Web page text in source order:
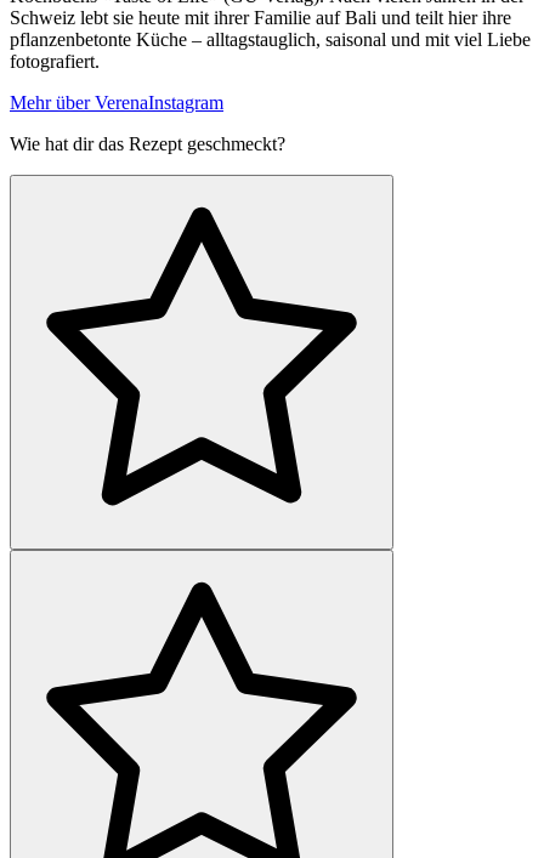
Schweiz lebt sie heute mit ihrer Familie auf Bali und teilt hier ihre
pflanzenbetonte Küche – alltagstauglich, saisonal und mit viel Liebe
fotografiert.
Mehr über VerenaInstagram
Wie hat dir das Rezept geschmeckt?